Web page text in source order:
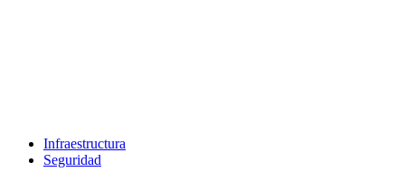
Infraestructura
Seguridad